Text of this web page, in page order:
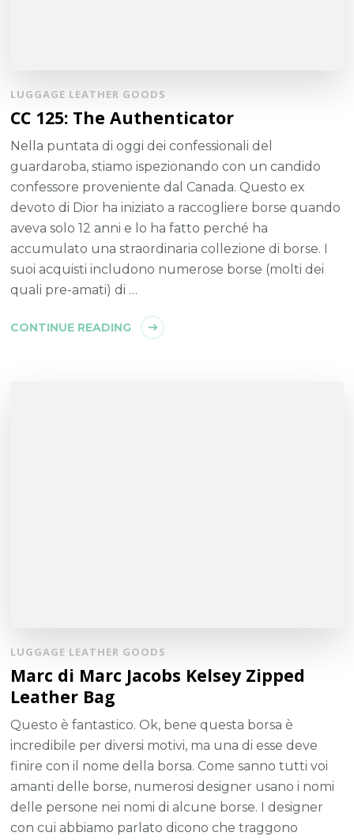
LUGGAGE LEATHER GOODS
CC 125: The Authenticator
Nella puntata di oggi dei confessionali del
guardaroba, stiamo ispezionando con un candido
confessore proveniente dal Canada. Questo ex
devoto di Dior ha iniziato a raccogliere borse quando
aveva solo 12 anni e lo ha fatto perché ha
accumulato una straordinaria collezione di borse. I
suoi acquisti includono numerose borse (molti dei
quali pre-amati) di …
CONTINUE READING
LUGGAGE LEATHER GOODS
Marc di Marc Jacobs Kelsey Zipped
Leather Bag
Questo è fantastico. Ok, bene questa borsa è
incredibile per diversi motivi, ma una di esse deve
finire con il nome della borsa. Come sanno tutti voi
amanti delle borse, numerosi designer usano i nomi
delle persone nei nomi di alcune borse. I designer
con cui abbiamo parlato dicono che traggono